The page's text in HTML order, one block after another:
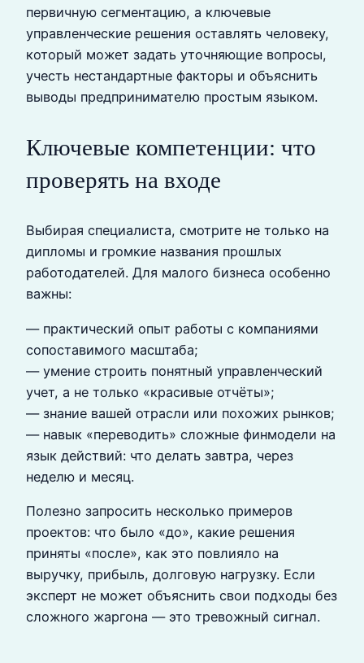
первичную сегментацию, а ключевые
управленческие решения оставлять человеку,
который может задать уточняющие вопросы,
учесть нестандартные факторы и объяснить
выводы предпринимателю простым языком.
Ключевые компетенции: что
проверять на входе
Выбирая специалиста, смотрите не только на
дипломы и громкие названия прошлых
работодателей. Для малого бизнеса особенно
важны:
— практический опыт работы с компаниями
сопоставимого масштаба;
— умение строить понятный управленческий
учет, а не только «красивые отчёты»;
— знание вашей отрасли или похожих рынков;
— навык «переводить» сложные финмодели на
язык действий: что делать завтра, через
неделю и месяц.
Полезно запросить несколько примеров
проектов: что было «до», какие решения
приняты «после», как это повлияло на
выручку, прибыль, долговую нагрузку. Если
эксперт не может объяснить свои подходы без
сложного жаргона — это тревожный сигнал.